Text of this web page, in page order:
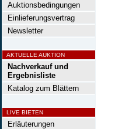
Auktionsbedingungen
Einlieferungsvertrag
Newsletter
AKTUELLE AUKTION
Nachverkauf und
Ergebnisliste
Katalog zum Blättern
LIVE BIETEN
Erläuterungen